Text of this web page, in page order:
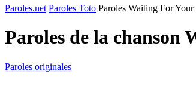
Paroles.net Paroles Toto Paroles Waiting For
Paroles de la
Paroles originales